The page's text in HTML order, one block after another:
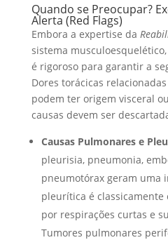
Quando se Preocupar?
Alerta (Red Flags)
Embora a expertise da
sistema
é rigoroso para garantir a
Dores torácicas
podem ter origem visceral
causas devem ser
Causas Pulmonares e
pleurisia, pneumonia,
pneumotórax geram uma
pleurítica é
por respirações curtas e
Tumores pulmonares